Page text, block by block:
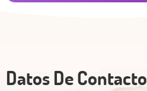
Datos De Contacto